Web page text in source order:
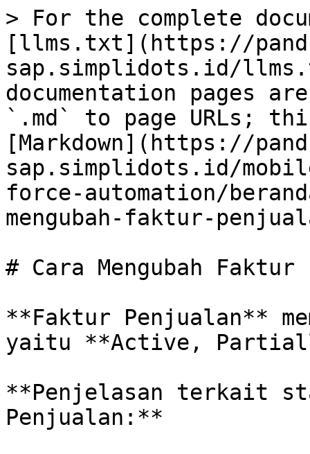
> For the complete
[llms.txt](https://
sap.simplidots.id/
documentation pages
`.md` to page URLs;
[Markdown](https://
sap.simplidots.id/
force-automation/
mengubah-faktur-
# Cara Mengubah Faktur
**Faktur Penjualan**
yaitu **Active,
**Penjelasan terkait
Penjualan:**